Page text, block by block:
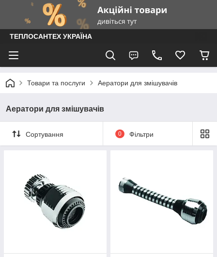
ТЕПЛОСАНТЕХ УКРАЇНА
Товари та послуги Аератори для змішувачів
Аератори для змішувачів
Сортування 0 Фільтри